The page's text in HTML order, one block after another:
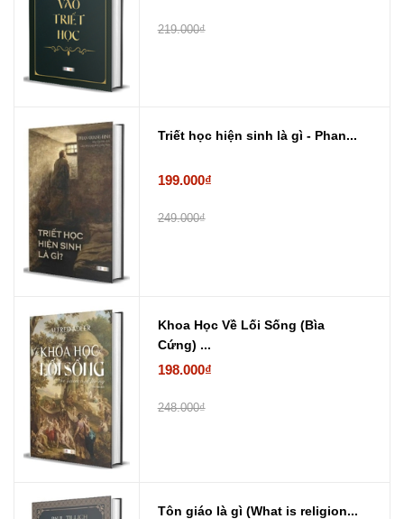
219.000₫
Triết học hiện sinh là gì - Phan...
199.000₫
249.000₫
Khoa Học Về Lối Sống (Bìa
Cứng) ...
198.000₫
248.000₫
Tôn giáo là gì (What is religion...